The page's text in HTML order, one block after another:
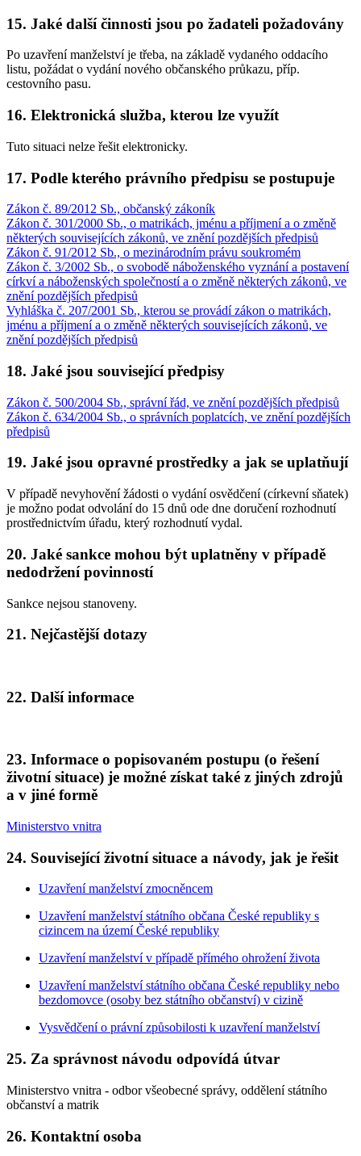
15. Jaké další činnosti jsou po žadateli požadovány
Po uzavření manželství je třeba, na základě vydaného oddacího
listu, požádat o vydání nového občanského průkazu, příp.
cestovního pasu.
16. Elektronická služba, kterou lze využít
Tuto situaci nelze řešit elektronicky.
17. Podle kterého právního předpisu se postupuje
Zákon č. 89/2012 Sb., občanský zákoník
Zákon č. 301/2000 Sb., o matrikách, jménu a příjmení a o změně
některých souvisejících zákonů, ve znění pozdějších předpisů
Zákon č. 91/2012 Sb., o mezinárodním právu soukromém
Zákon č. 3/2002 Sb., o svobodě náboženského vyznání a postavení
církví a náboženských společností a o změně některých zákonů, ve
znění pozdějších předpisů
Vyhláška č. 207/2001 Sb., kterou se provádí zákon o matrikách,
jménu a příjmení a o změně některých souvisejících zákonů, ve
znění pozdějších předpisů
18. Jaké jsou související předpisy
Zákon č. 500/2004 Sb., správní řád, ve znění pozdějších předpisů
Zákon č. 634/2004 Sb., o správních poplatcích, ve znění pozdějších
předpisů
19. Jaké jsou opravné prostředky a jak se uplatňují
V případě nevyhovění žádosti o vydání osvědčení (církevní sňatek)
je možno podat odvolání do 15 dnů ode dne doručení rozhodnutí
prostřednictvím úřadu, který rozhodnutí vydal.
20. Jaké sankce mohou být uplatněny v případě
nedodržení povinností
Sankce nejsou stanoveny.
21. Nejčastější dotazy
22. Další informace
23. Informace o popisovaném postupu (o řešení
životní situace) je možné získat také z jiných zdrojů
a v jiné formě
Ministerstvo vnitra
24. Související životní situace a návody, jak je řešit
Uzavření manželství zmocněncem
Uzavření manželství státního občana České republiky s
cizincem na území České republiky
Uzavření manželství v případě přímého ohrožení života
Uzavření manželství státního občana České republiky nebo
bezdomovce (osoby bez státního občanství) v cizině
Vysvědčení o právní způsobilosti k uzavření manželství
25. Za správnost návodu odpovídá útvar
Ministerstvo vnitra - odbor všeobecné správy, oddělení státního
občanství a matrik
26. Kontaktní osoba